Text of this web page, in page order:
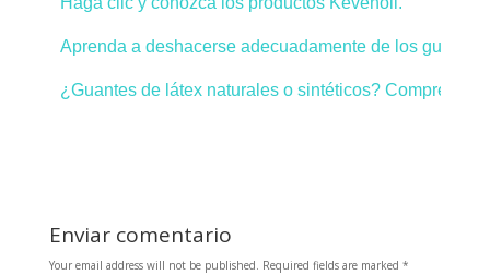
¿Guantes de látex naturales o sintéticos? Comprende
Enviar comentario
Your email address will not be published. Required fields are marked *